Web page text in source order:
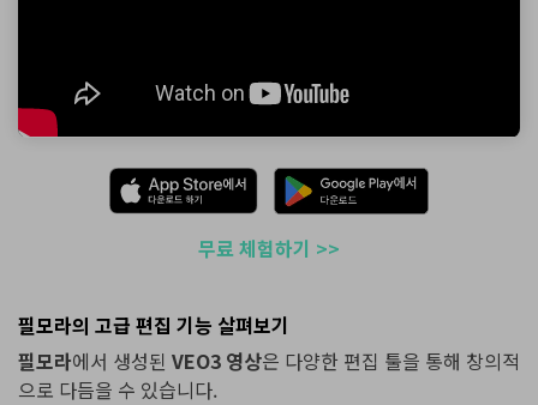
무료 체험하기 >>
필모라의 고급 편집 기능 살펴보기
필모라에서 생성된 VEO3 영상은 다양한 편집 툴을 통해 창의적
으로 다듬을 수 있습니다.